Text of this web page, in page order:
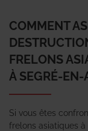
COMMENT
FRELONS
À SEGRÉ-
Si vous êtes
frelons asiatiques à